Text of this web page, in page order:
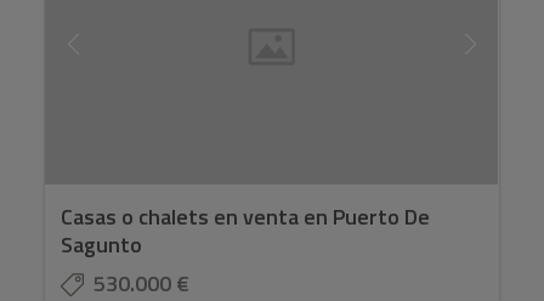
Casas o chalets en venta en Puerto De
Sagunto
530.000 €